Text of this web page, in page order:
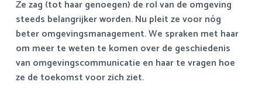
Ze zag (tot haar genoegen) de rol van de omgeving
steeds belangrijker worden. Nu pleit ze voor nóg
beter omgevingsmanagement. We spraken met haar
om meer te weten te komen over de geschiedenis
van omgevingscommunicatie en haar te vragen hoe
ze de toekomst voor zich ziet.